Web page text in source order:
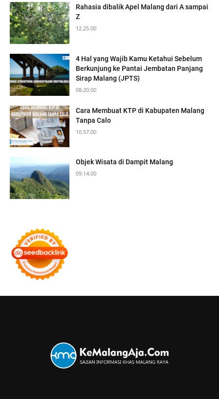
Rahasia dibalik Apel Malang dari A sampai
Z
12.25.00
4 Hal yang Wajib Kamu Ketahui Sebelum
Berkunjung ke Pantai Jembatan Panjang
Sirap Malang (JPTS)
08.20.00
Cara Membuat KTP di Kabupaten Malang
Tanpa Calo
10.57.00
Objek Wisata di Dampit Malang
09.14.00